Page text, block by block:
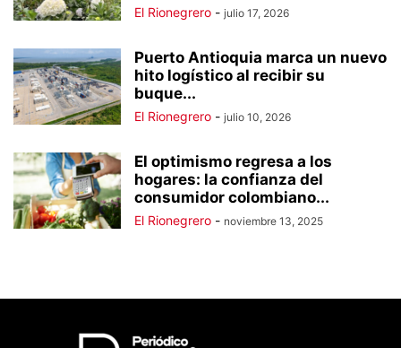
El Rionegrero - julio 17, 2026
Puerto Antioquia marca un nuevo
hito logístico al recibir su
buque...
El Rionegrero - julio 10, 2026
El optimismo regresa a los
hogares: la confianza del
consumidor colombiano...
El Rionegrero - noviembre 13, 2025